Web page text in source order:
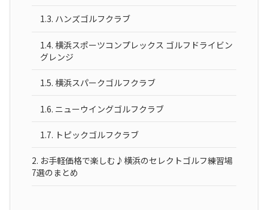
1.3. ハンズゴルフクラブ
1.4. 横浜スポーツコンプレックス ゴルフドライビン
グレンジ
1.5. 横浜スパークゴルフクラブ
1.6. ニューウイングゴルフクラブ
1.7. トピックゴルフクラブ
2. お手軽価格で楽しむ♪横浜のセレクトゴルフ練習場
7選のまとめ